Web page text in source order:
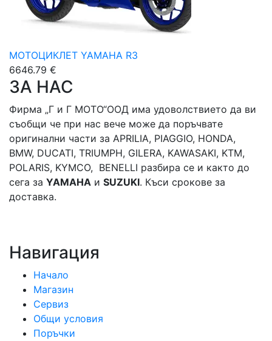
МОТОЦИКЛЕТ YAMAHA R3
6646.79 €
ЗА НАС
Фирма „Г и Г МОТО“ООД има удоволствието да ви
съобщи че при нас вече може да поръчвате
оригинални части за APRILIA, PIAGGIO, HONDA,
BMW, DUCATI, TRIUMPH, GILERA, KAWASAKI, KTM,
POLARIS, KYMCO, BENELLI разбира се и както до
сега за YAMAHA и SUZUKI. Къси срокове за
доставка.
Навигация
Начало
Магазин
Сервиз
Общи условия
Поръчки